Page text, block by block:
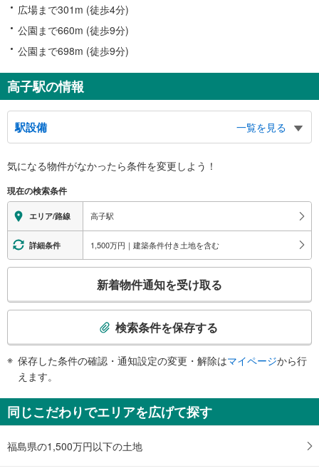
広場まで301m (徒歩4分)
公園まで660m (徒歩9分)
公園まで698m (徒歩9分)
高子駅の情報
駅設備
一覧を見る
※段差なしでの移動経路
地上⇔改札⇔ホーム：×
気になる物件がなかったら条件を変更しよう！
現在の検索条件
エリア/路線 高子駅
詳細条件 1,500万円｜建築条件付き土地を含む
検
知
を
け
新着物件通知を受け取る
検索条件を保存する
保存した条件の確認・通知設定の変更・解除はマイページから行
えます。
同じこだわりでエリアを広げて探す
福島県の1,500万円以下の土地